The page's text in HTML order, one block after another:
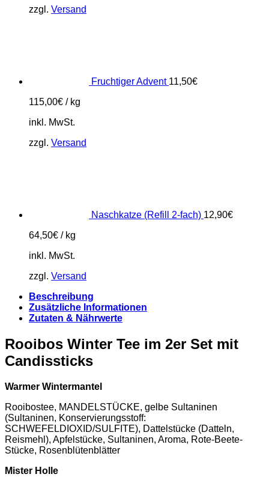
zzgl. Versand
Fruchtiger Advent 11,50€
115,00€ / kg
inkl. MwSt.
zzgl. Versand
Naschkatze (Refill 2-fach) 12,90€
64,50€ / kg
inkl. MwSt.
zzgl. Versand
Beschreibung
Zusätzliche Informationen
Zutaten & Nährwerte
Rooibos Winter Tee im 2er Set mit
Candissticks
Warmer Wintermantel
Rooibostee, MANDELSTÜCKE, gelbe Sultaninen
(Sultaninen, Konservierungsstoff:
SCHWEFELDIOXID/SULFITE), Dattelstücke (Datteln,
Reismehl), Apfelstücke, Sultaninen, Aroma, Rote-Beete-
Stücke, Rosenblütenblätter
Mister Holle